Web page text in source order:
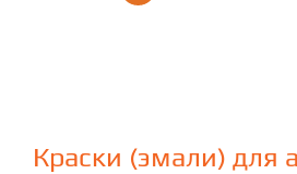
Краски (эмали) для